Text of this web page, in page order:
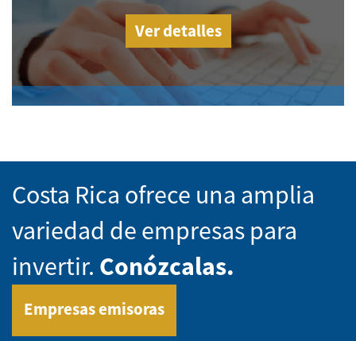
Ver detalles
Costa Rica ofrece una amplia
variedad de empresas para
invertir. Conózcalas.
Empresas emisoras